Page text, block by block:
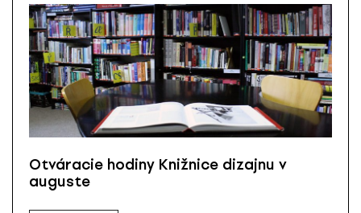
Otváracie hodiny Knižnice dizajnu v
auguste